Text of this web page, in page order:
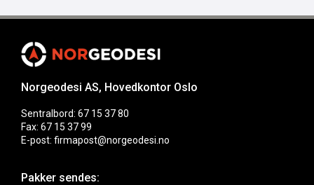
Norgeodesi AS, Hovedkontor Oslo
Sentralbord: 67 15 37 80
Fax: 67 15 37 99
E-post: firmapost@norgeodesi.no
Pakker sendes: